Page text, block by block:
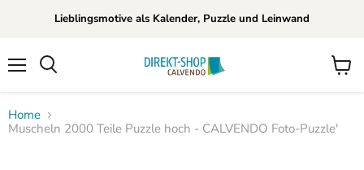
Lieblingsmotive als Kalender, Puzzle und Leinwand
Home
Muscheln 2000 Teile Puzzle hoch - CALVENDO Foto-Puzzle'